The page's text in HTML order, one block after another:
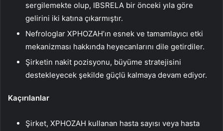
sergilemekte olup, IBSRELA bir önceki yıla göre
gelirini iki katına çıkarmıştır.
Nefrologlar XPHOZAH’ın esnek ve tamamlayıcı etki
mekanizması hakkında heyecanlarını dile getirdiler.
Şirketin nakit pozisyonu, büyüme stratejisini
destekleyecek şekilde güçlü kalmaya devam ediyor.
Kaçırılanlar
Şirket, XPHOZAH kullanan hasta sayısı veya hasta